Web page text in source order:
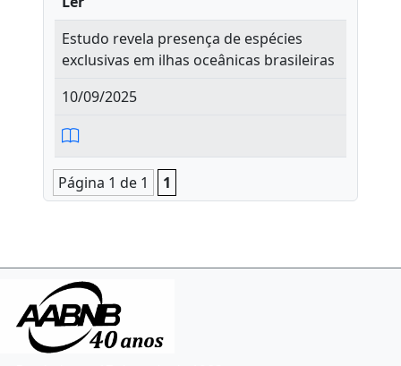
Estudo revela presença de espécies
exclusivas em ilhas oceânicas brasileiras
10/09/2025
Página 1 de 1 1